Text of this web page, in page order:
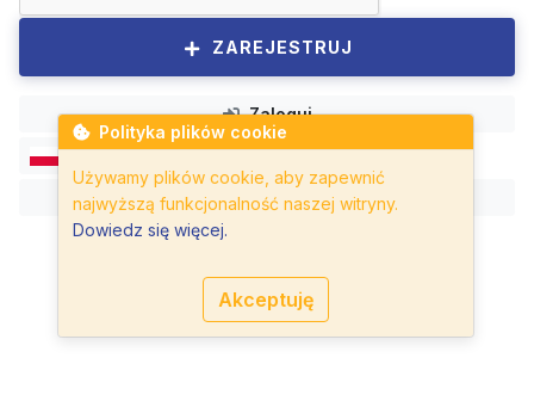
ZAREJESTRUJ
Zaloguj
PL
Regulamin
Polityka plików cookie
Używamy plików cookie, aby zapewnić
najwyższą funkcjonalność naszej witryny.
Dowiedz się więcej.
Akceptuję